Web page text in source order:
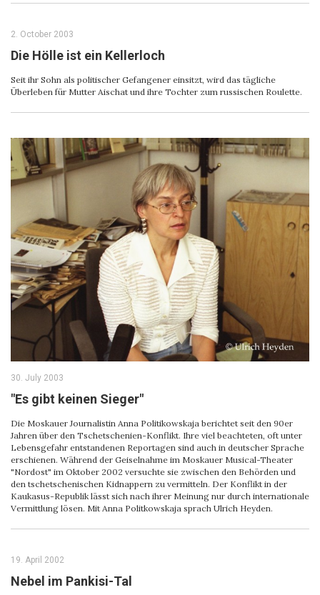
2. October 2003
Die Hölle ist ein Kellerloch
Seit ihr Sohn als politischer Gefangener einsitzt, wird das tägliche
Überleben für Mutter Aischat und ihre Tochter zum russischen Roulette.
30. July 2003
"Es gibt keinen Sieger"
Die Moskauer Journalistin Anna Politikowskaja berichtet seit den 90er
Jahren über den Tschetschenien-Konflikt. Ihre viel beachteten, oft unter
Lebensgefahr entstandenen Reportagen sind auch in deutscher Sprache
erschienen. Während der Geiselnahme im Moskauer Musical-Theater
"Nordost" im Oktober 2002 versuchte sie zwischen den Behörden und
den tschetschenischen Kidnappern zu vermitteln. Der Konflikt in der
Kaukasus-Republik lässt sich nach ihrer Meinung nur durch internationale
Vermittlung lösen. Mit Anna Politkowskaja sprach Ulrich Heyden.
19. April 2002
Nebel im Pankisi-Tal